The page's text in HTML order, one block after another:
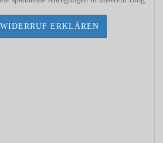
WIDERRUF ERKLÄREN